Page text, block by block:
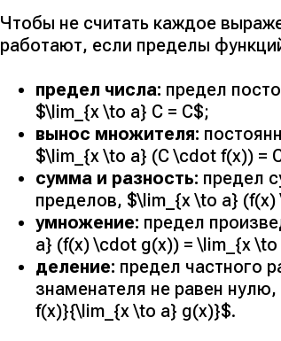
Чтобы не считать каждое
работают, если пределы
предел числа: предел
$\lim_{x \to a} C = C$;
вынос множителя:
$\lim_{x \to a} (C \cdot f(x)) =
сумма и разность: предел
пределов, $\lim_{x \to a}
умножение: предел
a} (f(x) \cdot g(x)) = \lim_{x
деление: предел частного
знаменателя не равен
f(x)}{\lim_{x \to a} g(x)}$.